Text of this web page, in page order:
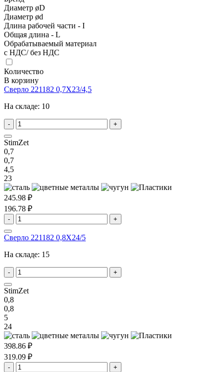
Диаметр øD
Диаметр ød
Длина рабочей части - I
Общая длина - L
Обрабатываемый материал
с НДС/ без НДС
Количество
В корзину
Сверло 221182 0,7X23/4,5
На складе: 10
- +
StimZet
0,7
0,7
4,5
23
245.98 ₽
196.78 ₽
- +
Сверло 221182 0,8X24/5
На складе: 15
- +
StimZet
0,8
0,8
5
24
398.86 ₽
319.09 ₽
- +